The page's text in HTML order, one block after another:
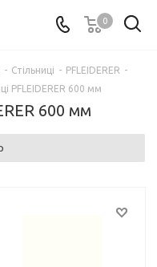
0
- Стільниці - PFLEIDERER -
PFLEIDERER 600 мм
600 мм